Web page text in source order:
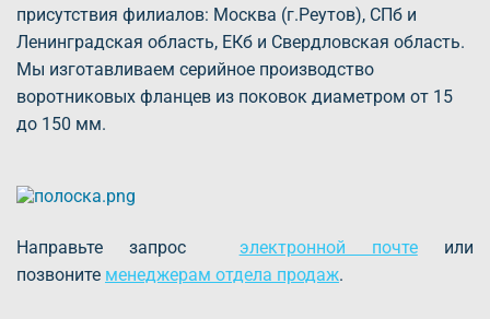
присутствия филиалов: Москва (г.Реутов), СПб и
Ленинградская область, ЕКб и Свердловская область.
Мы изготавливаем серийное производство
воротниковых фланцев из поковок диаметром от 15
до 150 мм.
Направьте запрос электронной почтеили
позвоните менеджерам отдела продаж.